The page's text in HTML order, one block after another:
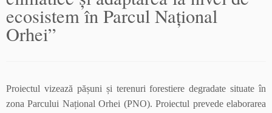
ecosistem în Parcul Național
Orhei”
Proiectul vizează pășuni și terenuri forestiere degradate situate în
zona Parcului Național Orhei (PNO). Proiectul prevede elaborarea